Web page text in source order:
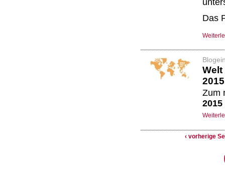
Das
Welt
2015
Zum
2015
‹ vorherige